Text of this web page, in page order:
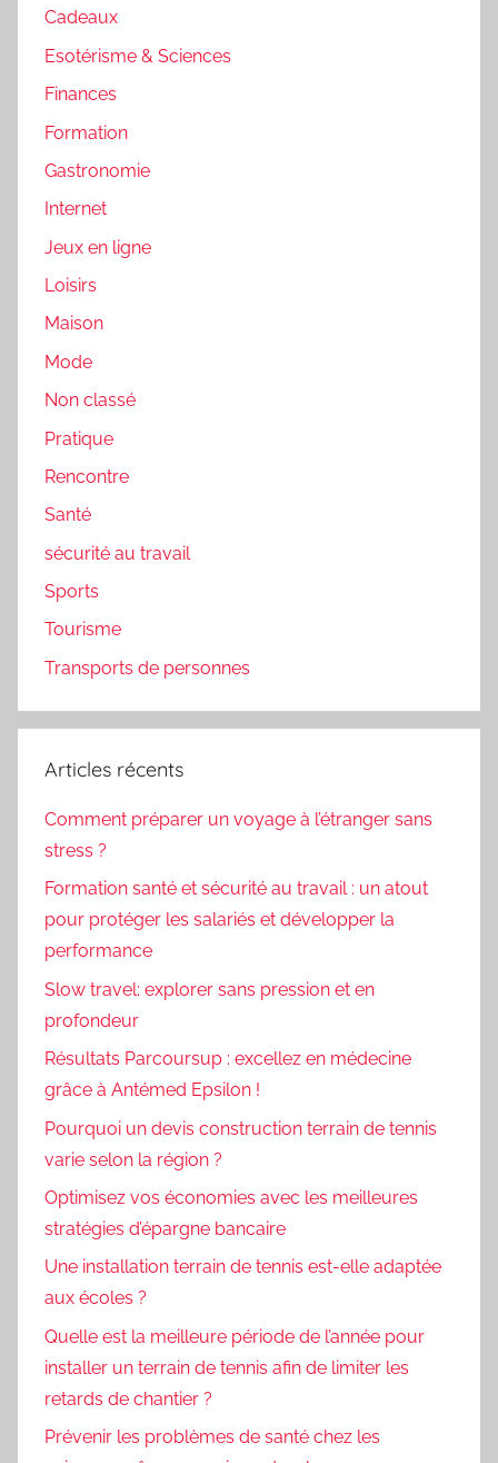
Cadeaux
Esotérisme & Sciences
Finances
Formation
Gastronomie
Internet
Jeux en ligne
Loisirs
Maison
Mode
Non classé
Pratique
Rencontre
Santé
sécurité au travail
Sports
Tourisme
Transports de personnes
Articles récents
Comment préparer un voyage à l’étranger sans
stress ?
Formation santé et sécurité au travail : un atout
pour protéger les salariés et développer la
performance
Slow travel: explorer sans pression et en
profondeur
Résultats Parcoursup : excellez en médecine
grâce à Antémed Epsilon !
Pourquoi un devis construction terrain de tennis
varie selon la région ?
Optimisez vos économies avec les meilleures
stratégies d’épargne bancaire
Une installation terrain de tennis est-elle adaptée
aux écoles ?
Quelle est la meilleure période de l’année pour
installer un terrain de tennis afin de limiter les
retards de chantier ?
Prévenir les problèmes de santé chez les